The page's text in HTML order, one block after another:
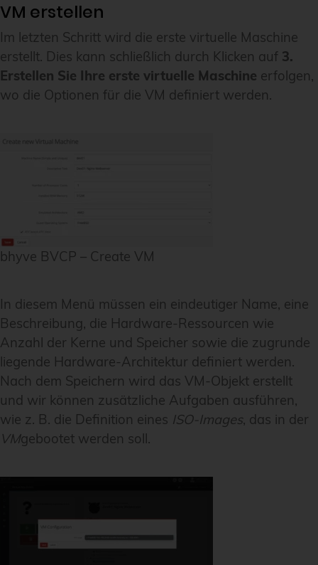
VM erstellen
Im letzten Schritt wird die erste virtuelle Maschine
erstellt. Dies kann schließlich durch Klicken auf 3.
Erstellen Sie Ihre erste virtuelle Maschine erfolgen,
wo die Optionen für die VM definiert werden.
bhyve BVCP – Create VM
In diesem Menü müssen ein eindeutiger Name, eine
Beschreibung, die Hardware-Ressourcen wie
Anzahl der Kerne und Speicher sowie die zugrunde
liegende Hardware-Architektur definiert werden.
Nach dem Speichern wird das VM-Objekt erstellt
und wir können zusätzliche Aufgaben ausführen,
wie z. B. die Definition eines ISO-Images, das in der
VMgebootet werden soll.